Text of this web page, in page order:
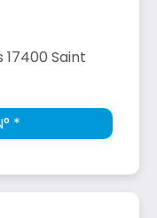
17400 Saint
*